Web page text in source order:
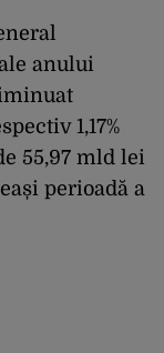
anului
1,17%
55,97 mld lei
perioadă a